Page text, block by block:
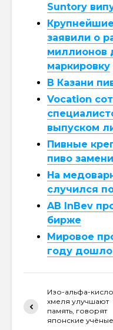
Suntory
заявили о
миллионов
маркировку
В Казани
Vocation
выпуском
Пивные
пиво
На
случился
AB InBev
бирже
Мировое
году дошло
Изо-альфа-
хмеля улучшают
память, говорят
японские учёные